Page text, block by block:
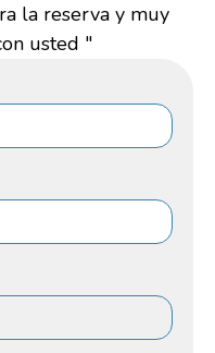
la reserva y muy
usted "